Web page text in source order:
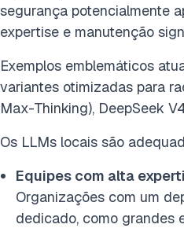
segurança potencialmente
expertise e manutenção
Exemplos emblemáticos
variantes otimizadas para
Max-Thinking), DeepSeek
Os LLMs locais são
Equipes com alta
Organizações com um
dedicado, como grandes